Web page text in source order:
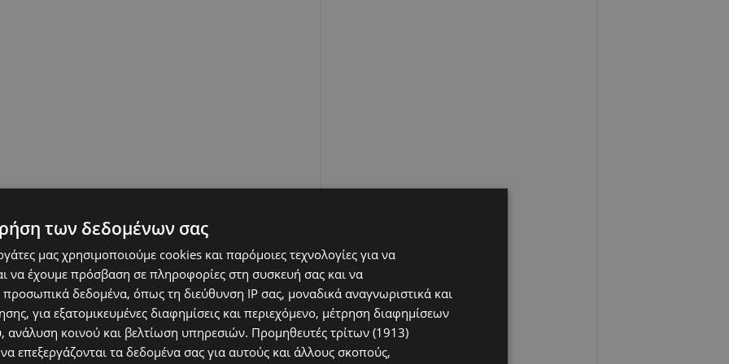
κ. Γιάννης Χριστοδούλου πραγματοποίησε επίσκεψη
Στέγη Λάρνακας, προκειμένου να διαπιστώσει την
σειράς έργων στις σχολικές μονάδες τις οποίες το
εξοπλισμό, με στόχο να διασφαλιστούν ασφαλείς και
για τους μαθητές και τα παιδιά.
των δεδομένων σας
μας χρησιμοποιούμε cookies και παρόμοιες τεχνολογίες για να
να έχουμε πρόσβαση σε πληροφορίες στη συσκευή σας και να
προσωπικά δεδομένα, όπως τη διεύθυνση IP σας, μοναδικά αναγνωριστικά και
για εξατομικευμένες διαφημίσεις και περιεχόμενο, μέτρηση διαφημίσεων
ανάλυση κοινού και βελτίωση υπηρεσιών. Προμηθευτές τρίτων (1913)
να επεξεργάζονται τα δεδομένα σας για αυτούς και άλλους σκοπούς,